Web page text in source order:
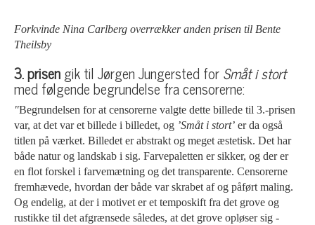
Forkvinde Nina Carlberg overrækker anden prisen til Bente
Theilsby
3. prisengik til Jørgen Jungersted forSmåt i stort
med følgende begrundelse fra censorerne:
"Begrundelsen for at censorerne valgte dette billede til 3.-prisen
var, at det var et billede i billedet, og ’Småt i stort’ er da også
titlen på værket. Billedet er abstrakt og meget æstetisk. Det har
både natur og landskab i sig. Farvepaletten er sikker, og der er
en flot forskel i farvemætning og det transparente. Censorerne
fremhævede, hvordan der både var skrabet af og påført maling.
Og endelig, at der i motivet er et temposkift fra det grove og
rustikke til det afgrænsede således, at det grove opløser sig -